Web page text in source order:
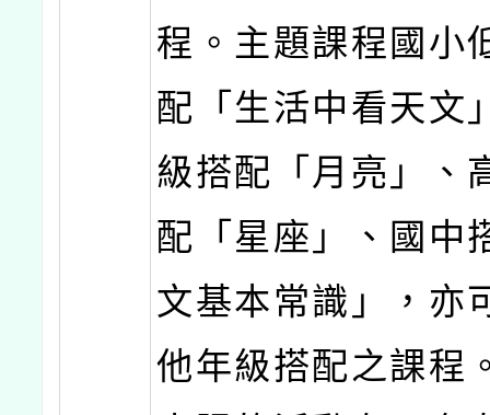
程。主題課程國小
配「生活中看天文
級搭配「月亮」、
配「星座」、國中
文基本常識」，亦
他年級搭配之課程